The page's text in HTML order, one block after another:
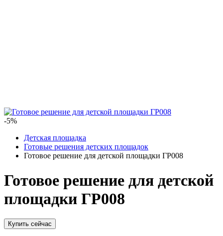
-5%
Детская площадка
Готовые решения детских площадок
Готовое решение для детской площадки ГР008
Готовое решение для детской
площадки ГР008
Купить сейчас